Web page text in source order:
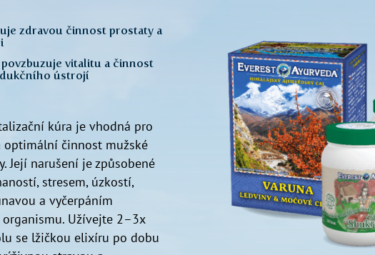
zdravou činnost prostaty a
povzbuzuje vitalitu a činnost
ústrojí
kúra je vhodná pro
činnost mužské
Její narušení je způsobené
stresem, úzkostí,
a vyčerpáním
Užívejte 2–3x
se lžičkou elixíru po dobu